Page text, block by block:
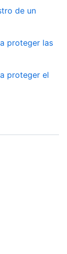
de un
proteger las
proteger el